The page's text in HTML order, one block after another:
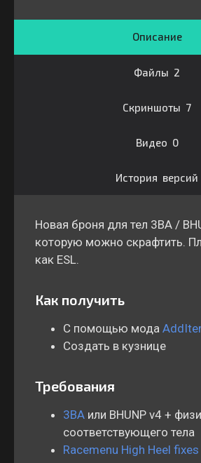
Описание
Файлы 2
Скриншоты 7
Видео 0
История версий
Новая броня для тел 3BA /
которую можно скрафтить.
как ESL.
Как получить
С помощью мода
Создать в кузнице
Требования
3BA или BHUNP v4 +
соответствующего тела
Racemenu High Heel fixes